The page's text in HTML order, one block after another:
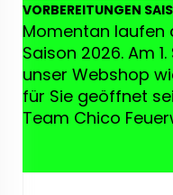
VORBEREITUNGEN
Momentan laufen
Saison 2026. Am
unser Webshop
für Sie geöffnet
Team Chico